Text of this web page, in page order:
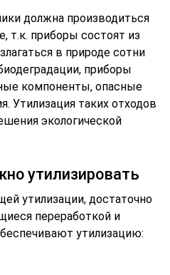
должна производиться
т.к. приборы состоят из
в природе сотни
приборы
компоненты, опасные
Утилизация таких отходов
экологической
утилизировать
утилизации, достаточно
переработкой и
утилизацию: